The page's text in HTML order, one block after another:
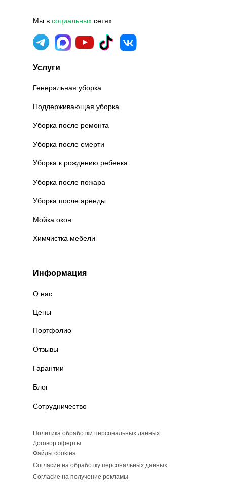
Мы в социальных сетях
Информация
Согласие на получение рекламы
Согласие на обработку персональных данных
Файлы cookies
Договор оферты
Политика обработки персональных данных
Сотрудничество
Блог
Гарантии
Отзывы
Портфолио
Цены
О нас
Услуги
Химчистка мебели
Мойка окон
Уборка после аренды
Уборка после пожара
Уборка к рождению ребенка
Уборка после смерти
Уборка после ремонта
Поддерживающая уборка
Генеральная уборка